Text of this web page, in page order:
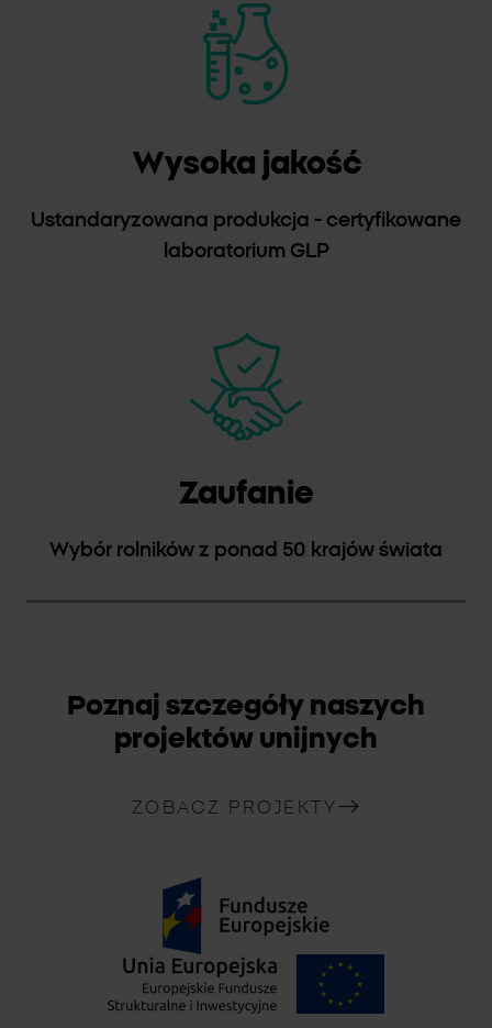
Wysoka jakość
Ustandaryzowana produkcja - certyfikowane
laboratorium GLP
Zaufanie
Wybór rolników z ponad 50 krajów świata
Poznaj szczegóły naszych
projektów unijnych
ZOBACZ PROJEKTY